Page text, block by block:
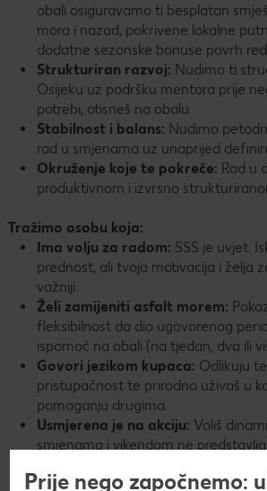
obali osiguravamo ti besplatan
mora i nazad, pokrivene lokalne
dodatne sezonske bonuse povrh
Strukturiran razvoj: Nudimo ti
Osijeku uz podršku mentora prije
potrebi, otisneš na obalu.
Stabilnost i balans: Nudimo
rad u smjenama uz unaprijed
Okruženje koje te pokreće: Rad u
produktivnom i izvrsno
Tražimo osobu koja:
Ima volju za radom: SSS je uvjet.
prednost, ali tvoja motivacija i želja
važniji.
Želi zamijeniti asfalt morem:
fleksibilnost da dio ugovorenog
ispomoć na obali (na tjedan, dva ili
Govori jezikom kupaca: Odlikuju
pristupačnost te prirodno uživaš u
pomaganju drugima.
Usmjerena je na akciju: Voliš
smjenama i vikendom ne
Prije nego započnemo: